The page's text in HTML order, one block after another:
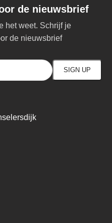
de nieuwsbrief
het weet. Schrijf je
de nieuwsbrief